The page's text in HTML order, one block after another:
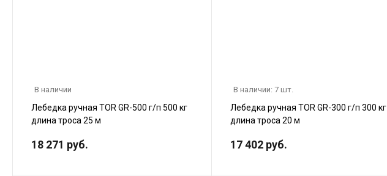
В наличии
Лебедка ручная TOR GR-500 г/п 500 кг
длина троса 25 м
18 271 руб.
В наличии: 7 шт.
Лебедка ручная TOR GR-300 г/п 300 кг
длина троса 20 м
17 402 руб.